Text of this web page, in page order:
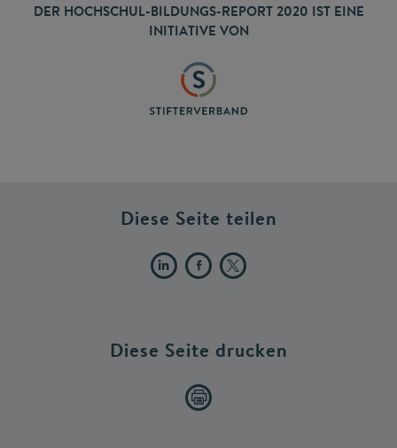
DER HOCHSCHUL-BILDUNGS-REPORT 2020 IST EINE
INITIATIVE VON
Diese Seite teilen
Diese Seite drucken